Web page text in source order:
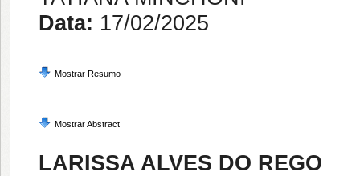
Data: 17/02/2025
Mostrar Resumo
Mostrar Abstract
LARISSA ALVES DO REGO